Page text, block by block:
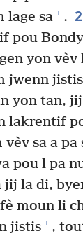
lage sa + . 2
pou
yon
jwenn
yon tan,
lakrentif
vèv sa a
pou l pa
jij la di,
moun li
jistis + ,